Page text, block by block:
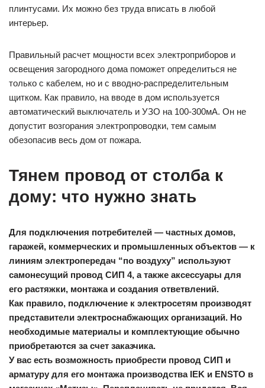
плинтусами. Их можно без труда вписать в любой
интерьер.
Правильный расчет мощности всех электроприборов и
освещения загородного дома поможет определиться не
только с кабелем, но и с вводно-распределительным
щитком. Как правило, на вводе в дом используется
автоматический выключатель и УЗО на 100-300мА. Он не
допустит возгорания электропроводки, тем самым
обезопасив весь дом от пожара.
Тянем провод от столба к
дому: что нужно знать
Для подключения потребителей — частных домов,
гаражей, коммерческих и промышленных объектов — к
линиям электропередач “по воздуху” используют
самонесущий провод СИП 4, а также аксессуары для
его растяжки, монтажа и создания ответвлений.
Как правило, подключение к электросетям производят
представители электроснабжающих организаций. Но
необходимые материалы и комплектующие обычно
приобретаются за счет заказчика.
У вас есть возможность приобрести провод СИП и
арматуру для его монтажа производства IEK и ENSTO в